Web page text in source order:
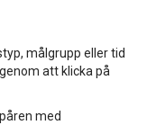
målgrupp eller tid
att klicka på
med